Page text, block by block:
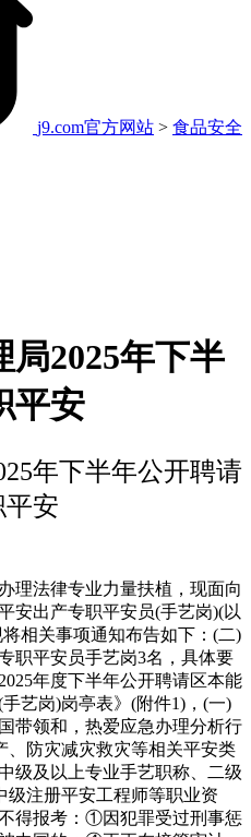
j9.com官方网站 > 食品安全
局2025年下半
平安
年下半年公开聘请
平安
法律专业力量扶植，现面向
安出产专职平安员(手艺岗)(以
相关事项通知布告如下：(二)
职平安员手艺岗3名，具体要
年度下半年公开聘请区本能
艺岗)岗亭表》(附件1)，(一)
带领和，热爱应急办理分析行
、防灾减灾救灾等相关平安类
级及以上专业手艺职称、二级
级注册平安工程师等职业资
得报考：①因犯罪受过刑事惩